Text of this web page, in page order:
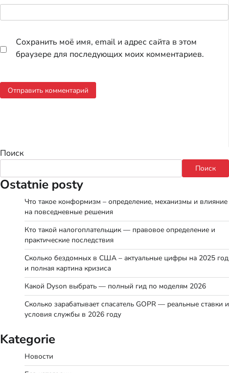
Сохранить моё имя, email и адрес сайта в этом
браузере для последующих моих комментариев.
Поиск
Поиск
Ostatnie posty
Что такое конформизм – определение, механизмы и влияние
на повседневные решения
Кто такой налогоплательщик — правовое определение и
практические последствия
Сколько бездомных в США – актуальные цифры на 2025 год
и полная картина кризиса
Какой Dyson выбрать — полный гид по моделям 2026
Сколько зарабатывает спасатель GOPR — реальные ставки и
условия службы в 2026 году
Kategorie
Новости